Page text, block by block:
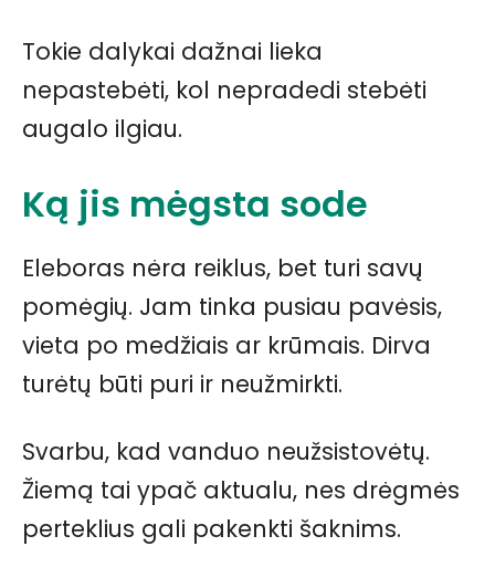
Tokie dalykai dažnai lieka
nepastebėti, kol nepradedi stebėti
augalo ilgiau.
Ką jis mėgsta sode
Eleboras nėra reiklus, bet turi savų
pomėgių. Jam tinka pusiau pavėsis,
vieta po medžiais ar krūmais. Dirva
turėtų būti puri ir neužmirkti.
Svarbu, kad vanduo neužsistovėtų.
Žiemą tai ypač aktualu, nes drėgmės
perteklius gali pakenkti šaknims.